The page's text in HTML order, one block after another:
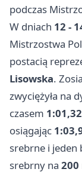
podczas
W dniach 12 -
Mistrzostwa
postacią
Lisowska.
zwyciężyła na
czasem 1:01,32
osiągając
srebrne i jeden
srebrny na